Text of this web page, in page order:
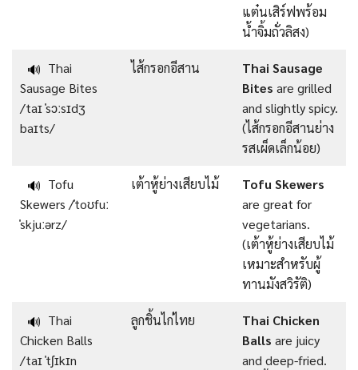
แต๋นเสิร์ฟพร้อม
น้ำจิ้มถั่วลิสง)
🔊 Thai
Sausage Bites
/taɪ ˈsɔːsɪdʒ
baɪts/
ไส้กรอกอีสาน
Thai Sausage
Bites are grilled
and slightly spicy.
(ไส้กรอกอีสานย่าง
รสเผ็ดเล็กน้อย)
🔊 Tofu
Skewers /ˈtoʊfuː
ˈskjuːərz/
เต้าหู้ย่างเสียบไม้
Tofu Skewers
are great for
vegetarians.
(เต้าหู้ย่างเสียบไม้
เหมาะสำหรับผู้
ทานมังสวิรัติ)
🔊 Thai
Chicken Balls
/taɪ ˈtʃɪkɪn
ลูกชิ้นไก่ไทย
Thai Chicken
Balls are juicy
and deep-fried.